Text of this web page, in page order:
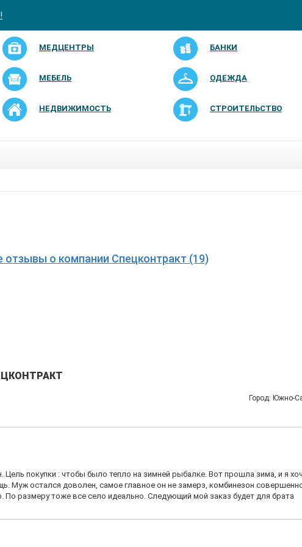
МЕДЦЕНТРЫ БАНКИ
МЕБЕЛЬ ОДЕЖДА
НЕДВИЖИМОСТЬ СТРОИТЕЛЬСТВО
отзывы о компании Спецконтракт (19)
Город: Южно-
покупки : чтобы было тепло на зимней рыбалке. Вот прошла зима, и я
Муж остался доволен, самое главное он не замерз, комбинезон
По размеру тоже все село идеально. Следующий мой заказ будет для брата